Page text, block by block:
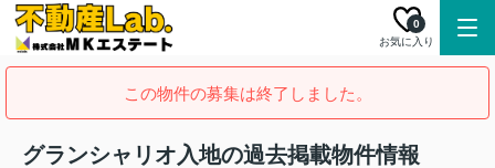
お気に入り
0
この物件の募集は終了しました。
グランシャリオ入地の過去掲載物件情報